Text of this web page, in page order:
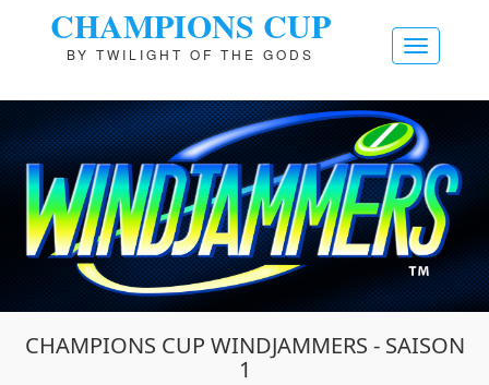
CHAMPIONS CUP
BY TWILIGHT OF THE GODS
CHAMPIONS CUP WINDJAMMERS - SAISON
1